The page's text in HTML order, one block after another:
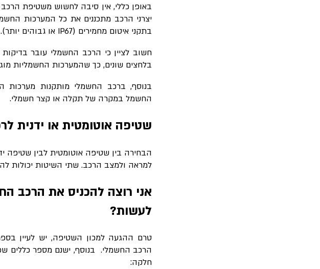
באופן כללי, אין סיבה לחשוש משטיפת
יצרני הרכב מתכננים את כל המערכות
בתקני איטום מחמירים (IP67 או גבוהים יותר).
חשוב לציין כי הרכב החשמלי עובר
בלחצים שונים, כך שהמערכות החשמליות
בנוסף, ברכב החשמלי מותקנות מערכות
החשמל במקרה של תקלה או קצר חשמלי.
שטיפה אוטומטית או ידנית
הבחירה בין שטיפה אוטומטית לבין שטיפה
למראה ולמצב הרכב. שתי השיטות יכולות
אני רוצה להכניס את הרכב
לעשות?
טרם ההגעה למכון השטיפה, יש לעיין
הרכב החשמלי. בנוסף, ישנם מספר כללים
חלקה: